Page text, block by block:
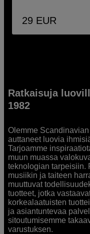
29 EUR
Ratkaisuja
1982
Olemme
auttaneet luovia
Tarjoamme
muun muassa
teknologian tarpeisiin.
musiikin ja taiteen
muuttuvat
tuotteet, jotka
korkealaatuisten
ja asiantuntevaa
sitoutumisemme
varustuksen.